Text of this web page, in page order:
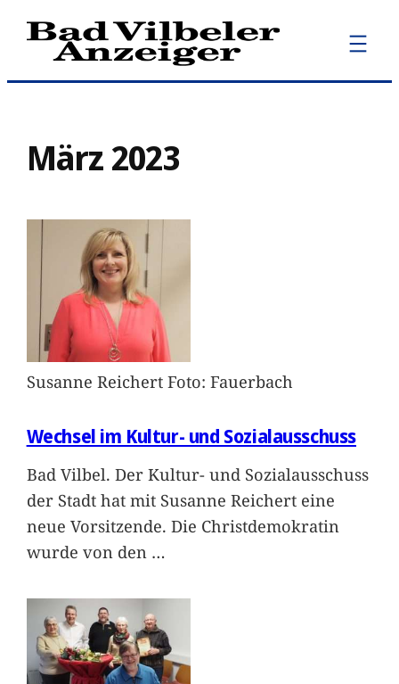
Zum
Inhalt
März 2023
Susanne Reichert Foto: Fauerbach
Wechsel im Kultur- und Sozialausschuss
Bad Vilbel. Der Kultur- und Sozialausschuss
der Stadt hat mit Susanne Reichert eine
neue Vorsitzende. Die Christdemokratin
wurde von den …